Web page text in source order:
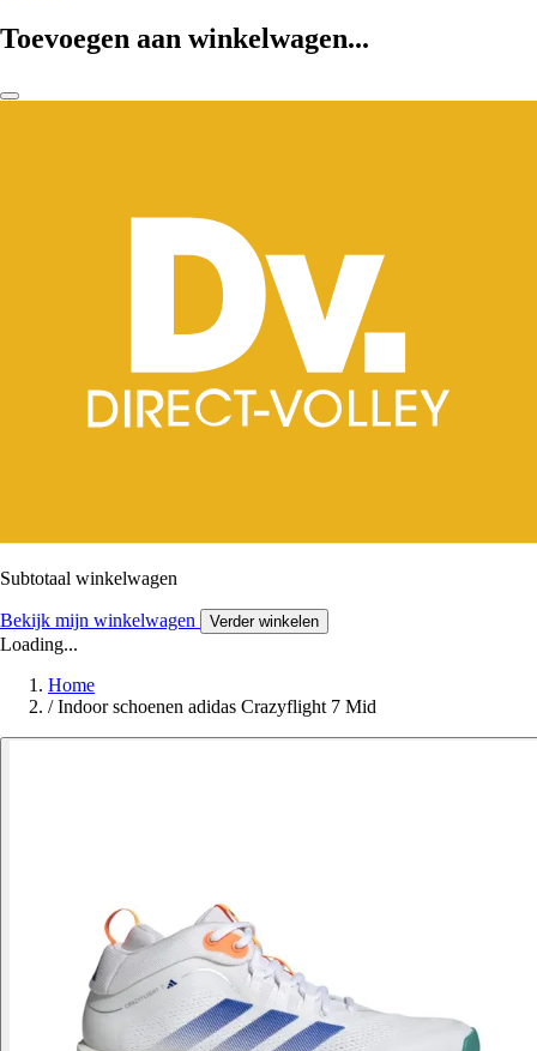
Toevoegen aan winkelwagen...
Subtotaal winkelwagen
Bekijk mijn winkelwagen Verder winkelen
Loading...
Home
/ Indoor schoenen adidas Crazyflight 7 Mid